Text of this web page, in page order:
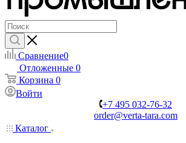
Сравнение0
Отложенные 0
Корзина 0
Войти
+7 495 032-76-32
order@verta-tara.com
Каталог